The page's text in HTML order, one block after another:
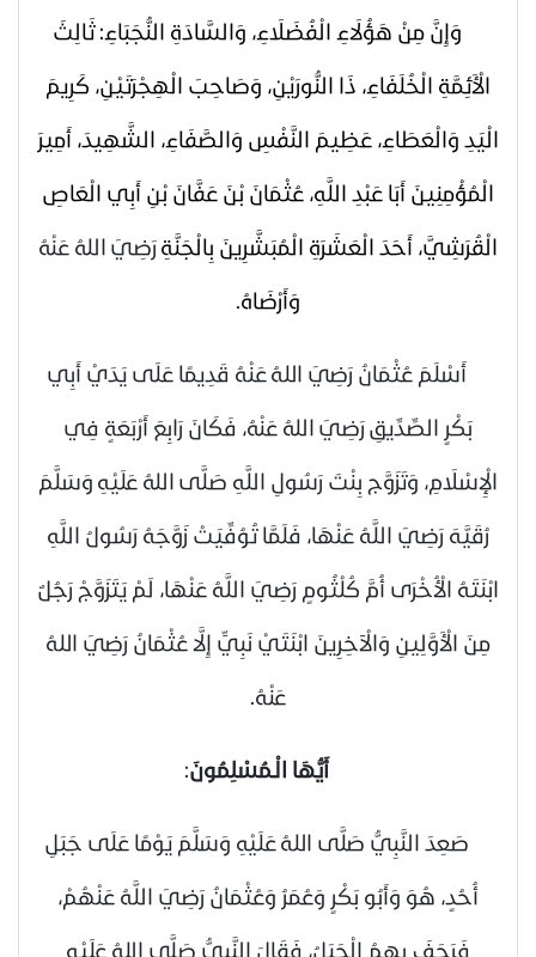
وَإِنَّ مِنْ هَؤُلَاءِ الْفُضَلَاءِ، وَالسَّادَةِ النُّجَبَاءِ: ثَالِثَ
الْأَئِمَّةِ الْخُلَفَاءِ، ذَا النُّورَيْنِ، وَصَاحِبَ الْهِجْرَتَيْنِ، كَرِيمَ
الْيَدِ وَالْعَطَاءِ، عَظِيمَ النَّفْسِ وَالصَّفَاءِ، الشَّهِيدَ، أَمِيرَ
الْمُؤْمِنِينَ أَبَا عَبْدِ اللَّهِ، عُثْمَانَ بْنَ عَفَّانَ بْنِ أَبِي الْعَاصِ
الْقُرَشِيَّ، أَحَدَ الْعَشَرَةِ الْمُبَشَّرِينَ بِالْجَنَّةِرَضِيَ اللهُ عَنْهُ
وَأَرْضَاهُ.
أَسْلَمَ عُثْمَانُرَضِيَ اللهُ عَنْهُ قَدِيمًا عَلَى يَدَيْ أَبِي
بَكْرٍ الصِّدِّيقِرَضِيَ اللهُ عَنْهُ، فَكَانَ رَابِعَ أَرْبَعَةٍ فِي
الْإِسْلَامِ، وَتَزَوَّج بِنْتَ رَسُولِ اللَّهِ صَلَّى اللهُ عَلَيْهِ وَسَلَّمَ
رُقَيَّهَ رَضِيَ اللَّهُ عَنْهَا، فَلَمَّا تُوُفِّيَتْ زَوَّجَهُ رَسُولُ اللَّهِ
ابْنَتَهُ الْأُخْرَى أُمَّ كُلْثُومٍ رَضِيَ اللَّهُ عَنْهَا، لَمْ يَتَزَوَّجْ رَجُلٌ
مِنَ الْأَوَّلِينِ وَالْآخِرِينَ ابْنَتَيْ نَبِيٍّ إِلَّا عُثْمَانُرَضِيَ اللهُ
عَنْهُ.
أَيُّهَا الْـمُسْلِمُونَ:
صَعِدَ النَّبِيُّ صَلَّى اللهُ عَلَيْهِ وَسَلَّمَ يَوْمًا عَلَى جَبَلِ
أُحُدٍ، هُوَ وَأَبُو بَكْرٍ وَعُمَرُ وَعُثْمَانُ رَضِيَ اللَّهُ عَنْهُمْ،
فَرَجَفَ بِهِمُ الْجَبَلُ، فَقَالَ النَّبِيُّ صَلَّى اللهُ عَلَيْهِ